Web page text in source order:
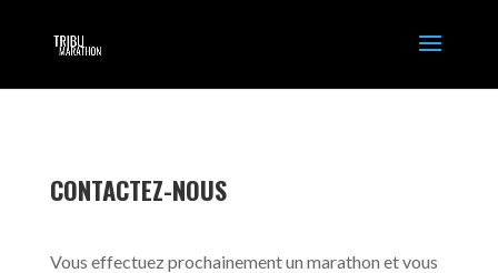
CONTACTEZ-NOUS
Vous effectuez prochainement un marathon et vous